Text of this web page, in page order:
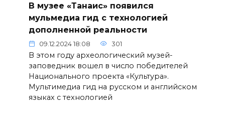
В музее «Танаис» появился
мульмедиа гид с технологией
дополненной реальности
09.12.2024 18:08 301
В этом году археологический музей-
заповедник вошел в число победителей
Национального проекта «Культура».
Мультимедиа гид на русском и английском
языках с технологией